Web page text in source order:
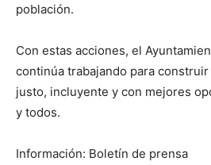
población.
Con estas acciones, el
continúa trabajando para
justo, incluyente y con mejores
y todos.
Información: Boletín de prensa